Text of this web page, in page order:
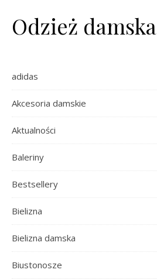
Odzież damska
adidas
Akcesoria damskie
Aktualności
Baleriny
Bestsellery
Bielizna
Bielizna damska
Biustonosze